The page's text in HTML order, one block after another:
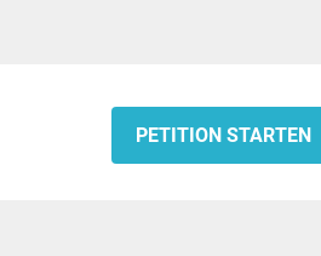
PETITION STARTEN